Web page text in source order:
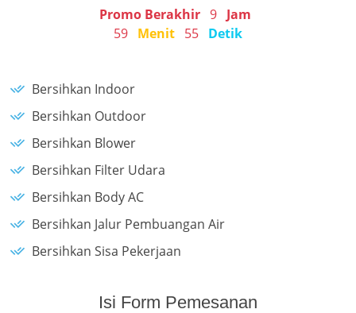
Promo Berakhir 9 Jam
59 Menit 55 Detik
Bersihkan Indoor
Bersihkan Outdoor
Bersihkan Blower
Bersihkan Filter Udara
Bersihkan Body AC
Bersihkan Jalur Pembuangan Air
Bersihkan Sisa Pekerjaan
Isi Form Pemesanan